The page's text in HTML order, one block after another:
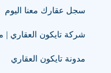
سجل عقارك معنا اليوم
شركة تايكون العقاري |
مدونة تايكون العقاري